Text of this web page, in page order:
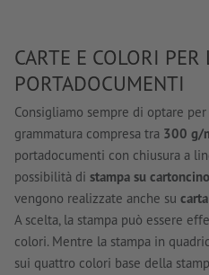
CARTE E COLORI
PORTADOCUMENTI
Consigliamo sempre di optare
grammatura compresa tra 300 g/
portadocumenti con chiusura a
possibilità di stampa su
vengono realizzate anche su
A scelta, la stampa può essere
colori. Mentre la stampa in
sui quattro colori base della